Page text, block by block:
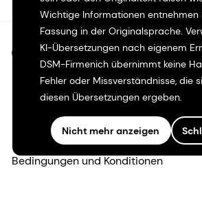
Wichtige Informationen entnehmen
Fassung in der Originalsprache.
KI-Übersetzungen nach eigenem
DSM-Firmenich übernimmt keine
Fehler oder Missverständnisse, die
diesen Übersetzungen ergeben.
Nicht mehr anzeigen
©2026 dsm-firmenich. Alle Rechte
Hinweis zum Datenschutz
Bedingungen für die Nutzung
Bedingungen und Konditionen